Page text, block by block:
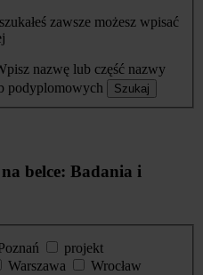
zawsze możesz wpisać
nazwę lub część nazwy
podyplomowych
Szukaj
belce: Badania i
projekt
Warszawa
Wrocław